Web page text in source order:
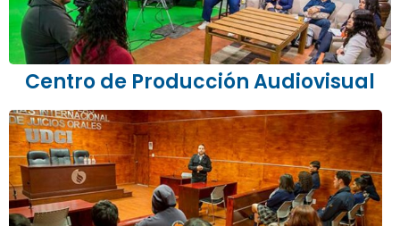
Centro de Producción Audiovisual